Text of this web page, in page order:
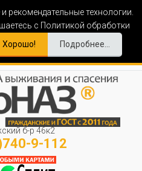
технологии.
с Политикой обработки
Хорошо! Подробнее...
б-р 46к2
9-112